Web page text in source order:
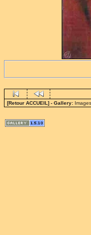
[Retour ACCUEIL] - Gallery: